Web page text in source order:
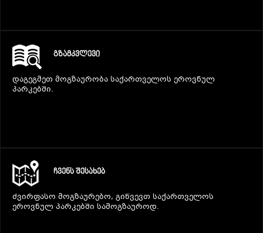
ᲒᲖᲐᲛᲙᲕᲚᲔᲕᲘ
დაგეგმეთ მოგზაურობა საქართველოს ეროვნულ
პარკებში.
ᲩᲕᲔᲜᲡ ᲨᲔᲡᲐᲮᲔᲑ
ძვირფასო მოგზაურებო, გიწვევთ საქართველოს
ეროვნულ პარკებში სამოგზაუროდ.